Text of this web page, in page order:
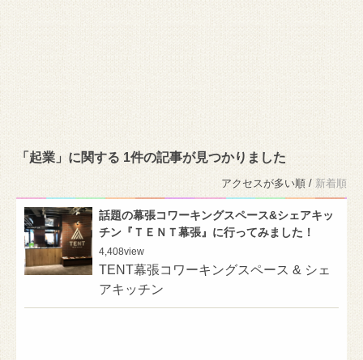
「起業」に関する 1件の記事が見つかりました
アクセスが多い順 / 新着順
話題の幕張コワーキングスペース&シェアキッ
チン『ＴＥＮＴ幕張』に行ってみました！
4,408view
TENT幕張コワーキングスペース & シェ
アキッチン